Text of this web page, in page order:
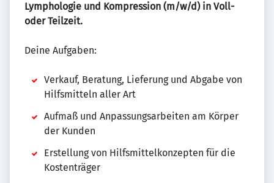
Lymphologie und Kompression (m/w/d) in Voll-
oder Teilzeit.
Deine Aufgaben:
Verkauf, Beratung, Lieferung und Abgabe von
Hilfsmitteln aller Art
Aufmaß und Anpassungsarbeiten am Körper
der Kunden
Erstellung von Hilfsmittelkonzepten für die
Kostenträger